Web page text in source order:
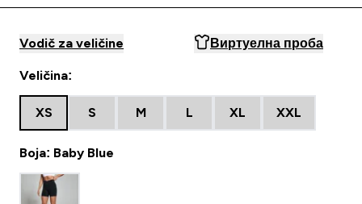
Vodič za veličine Виртуелна проба
Veličina:
XS S M L XL XXL
Boja: Baby Blue